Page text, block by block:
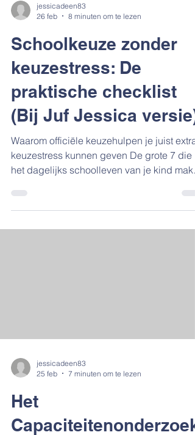
jessicadeen83
26 feb
8 minuten om te lezen
Schoolkeuze zonder
keuzestress: De
praktische checklist
(Bij Juf Jessica versie)
Waarom officiële keuzehulpen je juist extra
keuzestress kunnen geven De grote 7 die
het dagelijks schoolleven van je kind
specialisaties, onderwijsvorm,
en ondersteuning bij diagnoses Hoe je een
realistische top 3 (of top 12!) maakt als er
jessicadeen83
25 feb
7 minuten om te lezen
Het
Capaciteitenonderzoek: